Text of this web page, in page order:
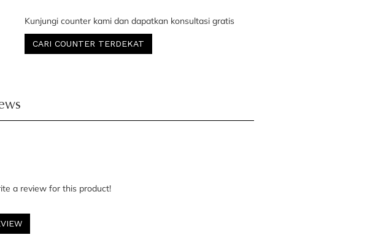
Kunjungi counter kami dan dapatkan konsultasi gratis
CARI COUNTER TERDEKAT
a review for this product!